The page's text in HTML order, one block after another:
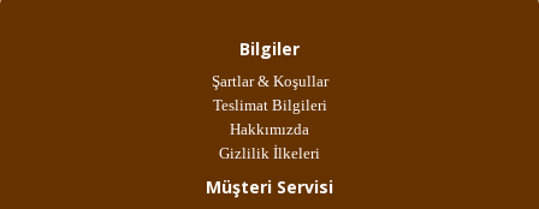
Bilgiler
Şartlar & Koşullar
Teslimat Bilgileri
Hakkımızda
Gizlilik İlkeleri
Müşteri Servisi